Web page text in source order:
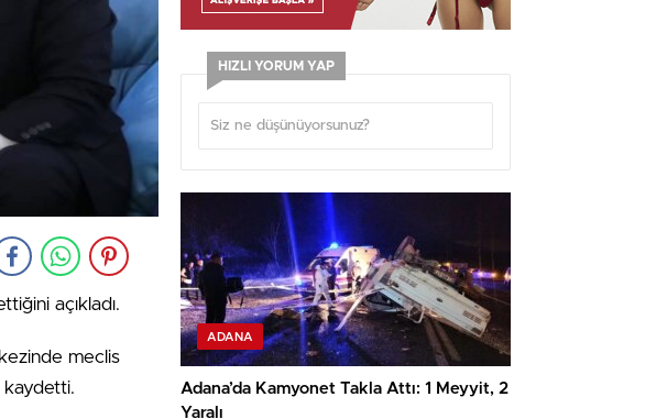
açıkladı.
meclis
kaydetti.
HIZLI YORUM YAP
ADANA
Adana’da Kamyonet Takla Attı: 1 Meyyit, 2
Yaralı